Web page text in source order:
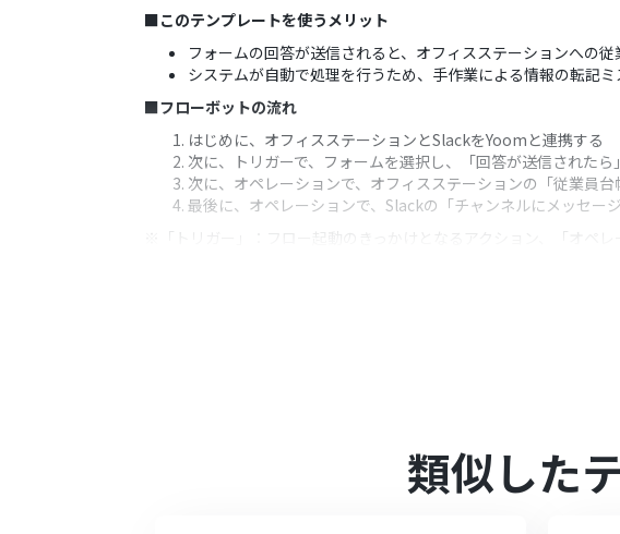
■このテンプレートを使うメリット
フォームの回答が送信されると、オフィスステーションへの
システムが自動で処理を行うため、手作業による情報の転記
■フローボットの流れ
はじめに、オフィスステーションとSlackをYoomと連携する
次に、トリガーで、フォームを選択し、「回答が送信された
次に、オペレーションで、オフィスステーションの「従業員
最後に、オペレーションで、Slackの「チャンネルにメッセー
※「トリガー」：フロー起動のきっかけとなるアクション、「オペ
類似した